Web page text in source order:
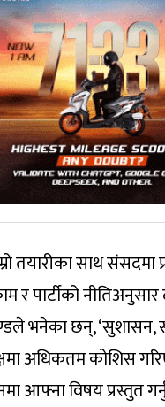
तयारीका साथ संसदमा
र पार्टीको नीतिअनुसार
भनेका छन्, ‘सुशासन,
अधिकतम कोशिस
आफ्ना विषय प्रस्तुत